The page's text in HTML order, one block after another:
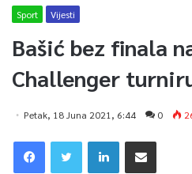
Sport Vijesti
Bašić bez finala
Challenger
Petak, 18 Juna 2021, 6:44 0